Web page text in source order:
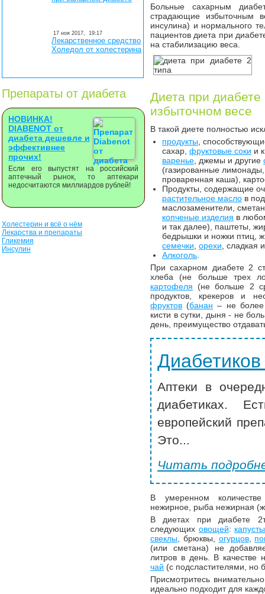
17 ноя 2017, 19:17
Лекарственное средство
Холедол от холестерина
Препараты от диабета
НОВИНКА!
DIABENOT от
диабета дешевле и
эффективнее
прочих!
Если его выпустят на российский
аптечный рынок, то аптекари
недосчитаются миллиардов рублей!
Холестерин и всё о нём
Лекарства и препараты
Гликемия
Инсулин
Больные сахарным
страдающие избыточным
инсулина) и нормального
пациентов диета при
на стабилизацию веса.
Диета при диабете
избыточном весе
В такой диете полностью
продукты ,
сахар, фруктовые соки и
варенье , джемы и другие
(газированные
проваренная каша),
Продукты, содержащие
растительное масло в
маслозаменители,
копченые изделия в
и так далее), паштеты,
бедрышки и ножки птиц,
семечки орехи ,
Алкоголь
При сахарном диабете 2
хлеба (не больше трех
картофеля (не больше 2
продуктов, крекеров и
фруктов (банан – не более
кисти в сутки, дыня - не
день, преимущество
Аптеки в
диабетиках.
европейский
Это...
Читать
В умеренном
нежирное, рыба нежирная
В диетах при диабете
следующих овощей: капусты
свеклы , брюквы, огурцов,
(или сметана) не
литров в день. В качестве
чай (с подсластителями, но
Присмотритесь
идеально подходит для